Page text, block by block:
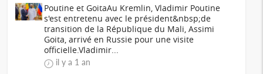
Poutine et GoitaAu Kremlin, Vladimir Poutine
s'est entretenu avec le président&nbsp;de
transition de la République du Mali, Assimi
Goita, arrivé en Russie pour une visite
officielle.Vladimir...
il y a 1 an